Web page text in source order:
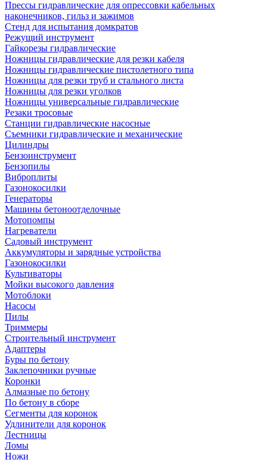
Прессы гидравлические для опрессовки кабельных
наконечников, гильз и зажимов
Стенд для испытания домкратов
Режущий инструмент
Гайкорезы гидравлические
Ножницы гидравлические для резки кабеля
Ножницы гидравлические пистолетного типа
Ножницы для резки труб и стального листа
Ножницы для резки уголков
Ножницы универсальные гидравлические
Резаки тросовые
Станции гидравлические насосные
Съемники гидравлические и механические
Цилиндры
Бензоинструмент
Бензопилы
Виброплиты
Газонокосилки
Генераторы
Машины бетоноотделочные
Мотопомпы
Нагреватели
Садовый инструмент
Аккумуляторы и зарядные устройства
Газонокосилки
Культиваторы
Мойки высокого давления
Мотоблоки
Насосы
Пилы
Триммеры
Строительный инструмент
Адаптеры
Буры по бетону
Заклепочники ручные
Коронки
Алмазные по бетону
По бетону в сборе
Сегменты для коронок
Удлинители для коронок
Лестницы
Ломы
Ножи